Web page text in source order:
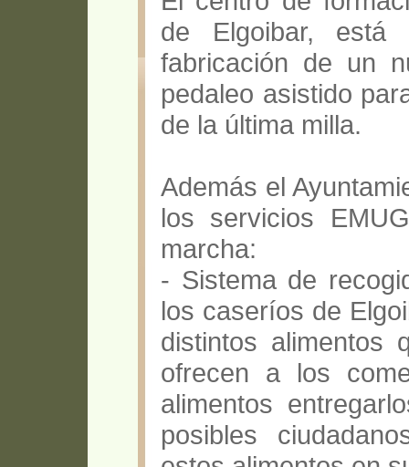
de Elgoibar, está
fabricación de un
pedaleo asistido
de la última milla.
Además el
los servicios
marcha:
- Sistema de
los caseríos de
distintos alimentos
ofrecen a los
alimentos
posibles